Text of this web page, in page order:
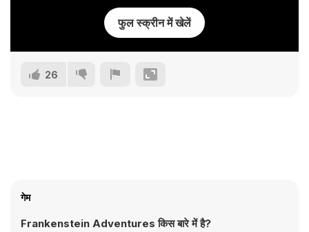
फुल स्क्रीन में खेलें
26
गेम
Frankenstein Adventures किस बारे में है?